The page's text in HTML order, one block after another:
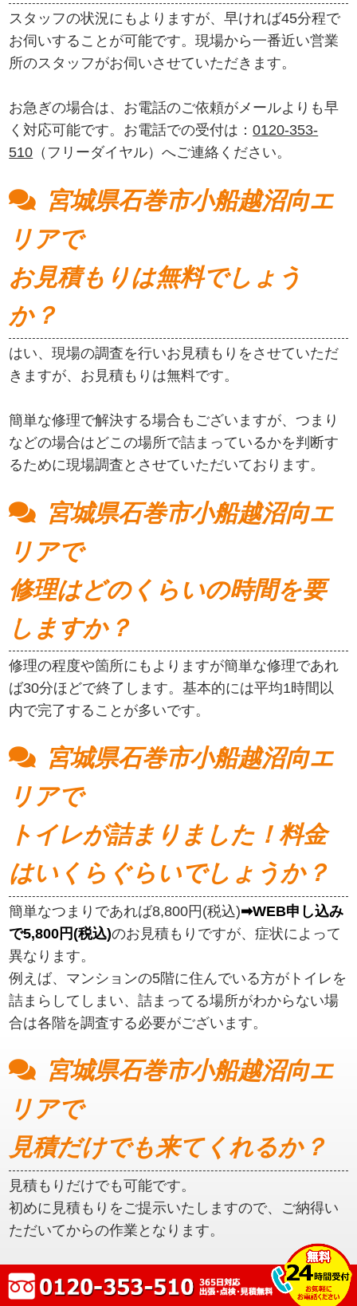
スタッフの状況にもよりますが、早ければ45分程で
お伺いすることが可能です。現場から一番近い営業
所のスタッフがお伺いさせていただきます。
お急ぎの場合は、お電話のご依頼がメールよりも早
く対応可能です。お電話での受付は：0120-353-
510 （フリーダイヤル）へご連絡ください。
宮城県石巻市小船越沼向エ
リアで
お見積もりは無料でしょう
か？
はい、現場の調査を行いお見積もりをさせていただ
きますが、お見積もりは無料です。
簡単な修理で解決する場合もございますが、つまり
などの場合はどこの場所で詰まっているかを判断す
るために現場調査とさせていただいております。
宮城県石巻市小船越沼向エ
リアで
修理はどのくらいの時間を要
しますか？
修理の程度や箇所にもよりますが簡単な修理であれ
ば30分ほどで終了します。基本的には平均1時間以
内で完了することが多いです。
宮城県石巻市小船越沼向エ
リアで
トイレが詰まりました！料金
はいくらぐらいでしょうか？
簡単なつまりであれば8,800円(税込)➡WEB申し込み
で5,800円(税込)のお見積もりですが、症状によって
異なります。
例えば、マンションの5階に住んでいる方がトイレを
詰まらしてしまい、詰まってる場所がわからない場
合は各階を調査する必要がございます。
宮城県石巻市小船越沼向エ
リアで
見積だけでも来てくれるか？
見積もりだけでも可能です。
初めに見積もりをご提示いたしますので、ご納得い
ただいてからの作業となります。
宮城県石巻市小船越沼向エ